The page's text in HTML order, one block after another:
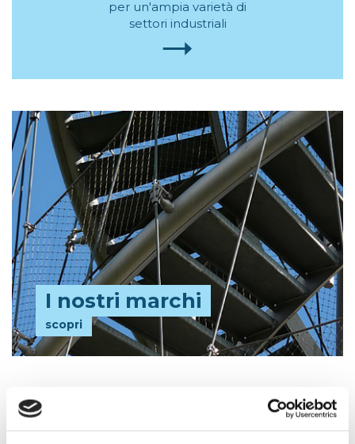
per un'ampia varietà di
settori industriali
I nostri marchi
scopri